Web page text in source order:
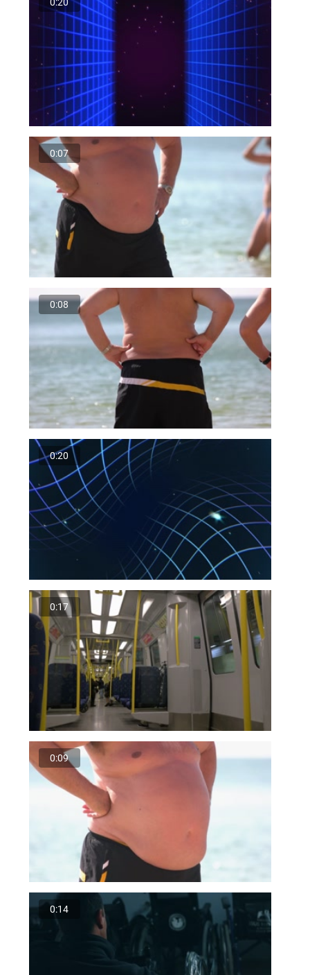
0:07
0:08
0:20
0:17
0:09
0:14